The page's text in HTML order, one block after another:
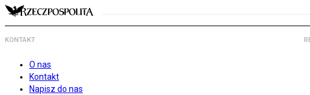
KONTAKT
O nas
Kontakt
Napisz do nas